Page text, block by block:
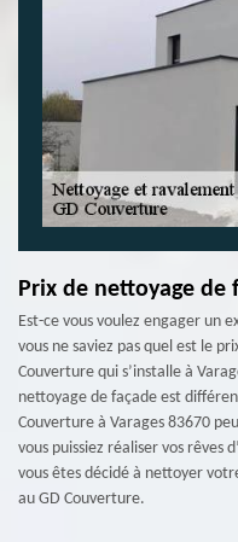
Prix de nettoyage de
Est-ce vous voulez engager un
vous ne saviez pas quel est le
Couverture qui s’installe à
nettoyage de façade est
Couverture à Varages 83670
vous puissiez réaliser vos rêves
vous êtes décidé à nettoyer
au GD Couverture.